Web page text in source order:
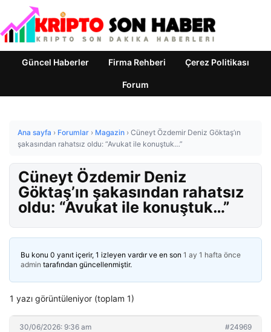
Güncel Haberler Firma Rehberi Çerez Politikası
Forum
Ana sayfa › Forumlar › Magazin › Cüneyt Özdemir Deniz Göktaş’ın
şakasından rahatsız oldu: “Avukat ile konuştuk…”
Cüneyt Özdemir Deniz
Göktaş’ın şakasından rahatsız
oldu: “Avukat ile konuştuk…”
Bu konu 0 yanıt içerir, 1 izleyen vardır ve en son 1 ay 1 hafta önce
admin tarafından güncellenmiştir.
1 yazı görüntüleniyor (toplam 1)
30/06/2026: 9:36 am #24969